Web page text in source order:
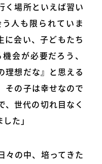
く場所といえば習い
人も限られていま
に会い、子どもたち
会が必要だろう、
理想だな』と思える
その子は幸せなので
、世代の切れ目なく
た」
々の中、培ってきた